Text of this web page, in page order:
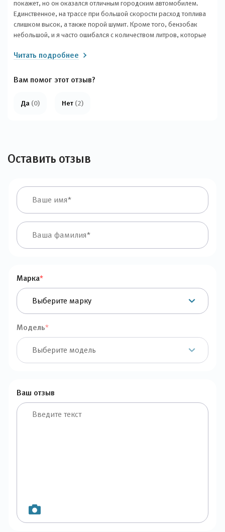
первые впечатления об этом автомобиле очень хорошие,
особенно учитывая его цену. Буду обновлять отзыв, по мере
использования.
покажет, но он оказался отличным городским автомобилем.
Единственное, на трассе при большой скорости расход топлива
слишком высок, а также порой шумит. Кроме того, бензобак
небольшой, и я часто ошибался с количеством литров, которые
обустроен, отделка сделана очень качественно. Кожаные
ощупь. На данный момент я не могу найти лучшую альтернативу
Читать подробнее
Вам помог этот отзыв?
Да (0) Нет (2)
Оставить отзыв
Марка*
Модель*
Ваш отзыв